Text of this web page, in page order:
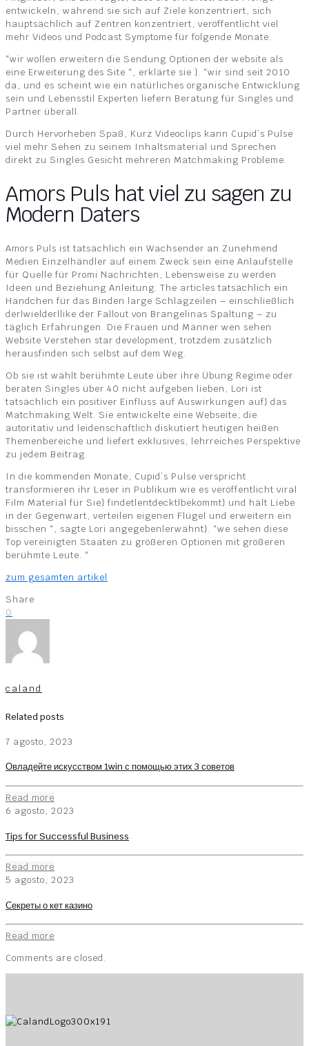
entwickeln, während sie sich auf Ziele konzentriert, sich
hauptsächlich auf Zentren konzentriert, veröffentlicht viel
mehr Videos und Podcast Symptome für folgende Monate.
“wir wollen erweitern die Sendung Optionen der website als
eine Erweiterung des Site “, erklärte sie }. “wir sind seit 2010
da, und es scheint wie ein natürliches organische Entwicklung
sein und Lebensstil Experten liefern Beratung für Singles und
Partner überall.
Durch Hervorheben Spaß, Kurz Videoclips kann Cupid’s Pulse
viel mehr Sehen zu seinem Inhaltsmaterial und Sprechen
direkt zu Singles Gesicht mehreren Matchmaking Probleme.
Amors Puls hat viel zu sagen zu
Modern Daters
Amors Puls ist tatsächlich ein Wachsender an Zunehmend
Medien Einzelhändler auf einem Zweck sein eine Anlaufstelle
für Quelle für Promi Nachrichten, Lebensweise zu werden
Ideen und Beziehung Anleitung. The articles tatsächlich ein
Händchen für das Binden large Schlagzeilen – einschließlich
der|wie|der|like der Fallout von Brangelinas Spaltung – zu
täglich Erfahrungen. Die Frauen und Männer wen sehen
Website Verstehen star development, trotzdem zusätzlich
herausfinden sich selbst auf dem Weg.
Ob sie ist wählt berühmte Leute über ihre Übung Regime oder
beraten Singles über 40 nicht aufgeben lieben, Lori ist
tatsächlich ein positiver Einfluss auf Auswirkungen auf} das
Matchmaking Welt. Sie entwickelte eine Webseite, die
autoritativ und leidenschaftlich diskutiert heutigen heißen
Themenbereiche und liefert exklusives, lehrreiches Perspektive
zu jedem Beitrag.
In die kommenden Monate, Cupid’s Pulse verspricht
transformieren ihr Leser in Publikum wie es veröffentlicht viral
Film Material für Sie} findet|entdeckt|bekommt} und hält Liebe
in der Gegenwart, verteilen eigenen Flügel und erweitern ein
bisschen “, sagte Lori angegeben|erwähnt}. “we sehen diese
Top vereinigten Staaten zu größeren Optionen mit größeren
berühmte Leute. “
zum gesamten artikel
Share
0
caland
Related posts
7 agosto, 2023
Овладейте искусством 1win с помощью этих 3 советов
Read more
6 agosto, 2023
Tips for Successful Business
Read more
5 agosto, 2023
Секреты о кет казино
Read more
Comments are closed.